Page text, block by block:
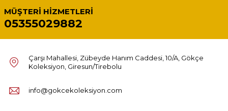
MÜŞTERI HIZMETLERI
05355029882
Çarşı Mahallesi, Zübeyde Hanım Caddesi, 10/A, Gökçe
Koleksiyon, Giresun/Tirebolu
info@gokcekoleksiyon.com